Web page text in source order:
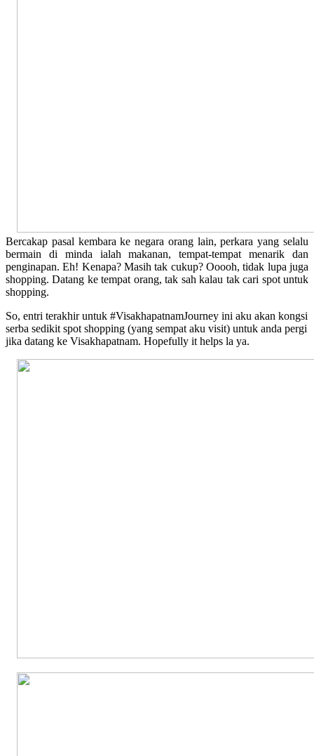
Bercakap pasal kembara ke negara orang lain, perkara yang selalu
bermain di minda ialah makanan, tempat-tempat menarik dan
penginapan. Eh! Kenapa? Masih tak cukup? Ooooh, tidak lupa juga
shopping. Datang ke tempat orang, tak sah kalau tak cari spot untuk
shopping.
So, entri terakhir untuk #VisakhapatnamJourney ini aku akan kongsi
serba sedikit spot shopping (yang sempat aku visit) untuk anda pergi
jika datang ke Visakhapatnam. Hopefully it helps la ya.